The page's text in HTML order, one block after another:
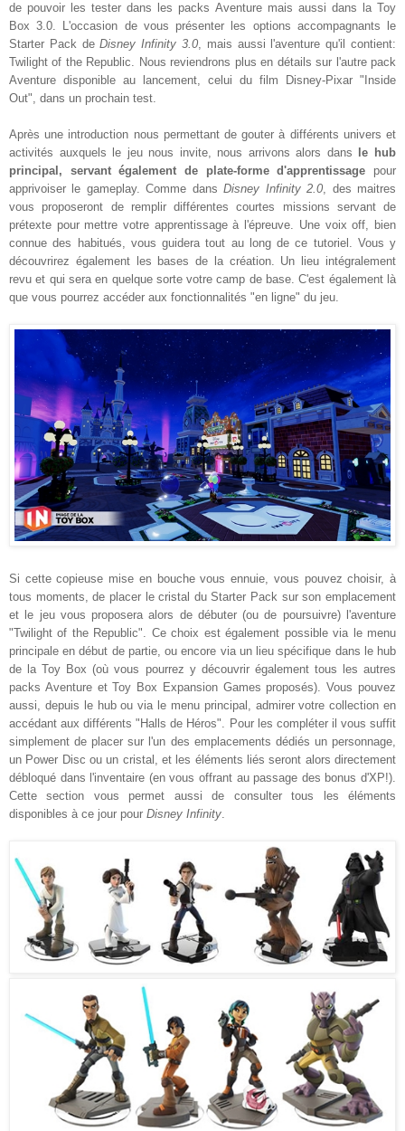
de pouvoir les tester dans les packs Aventure mais aussi dans la Toy
Box 3.0. L'occasion de vous présenter les options accompagnants le
Starter Pack deDisney Infinity 3.0, mais aussi l'aventure qu'il contient:
Twilight of the Republic. Nous reviendrons plus en détails sur l'autre pack
Aventure disponible au lancement, celui du film Disney-Pixar "Inside
Out", dans un prochain test.
Après une introduction nous permettant de gouter à différents univers et
activités auxquels le jeu nous invite, nous arrivons alors dans
le hub
principal, servant également de plate-forme d'apprentissage pour
apprivoiser le gameplay. Comme dansDisney Infinity 2.0, des maitres
vous proposeront de remplir différentes courtes missions servant de
prétexte pour mettre votre apprentissage à l'épreuve. Une voix off, bien
connue des habitués, vous guidera tout au long de ce tutoriel. Vous y
découvrirez également les bases de la création. Un lieu intégralement
revu et qui sera en quelque sorte votre camp de base. C'est également là
que vous pourrez accéder aux fonctionnalités "en ligne" du jeu.
Si cette copieuse mise en bouche vous ennuie, vous pouvez choisir, à
tous moments, de placer le cristal du Starter Pack sur son emplacement
et le jeu vous proposera alors de débuter (ou de poursuivre) l'aventure
"Twilight of the Republic". Ce choix est également possible via le menu
principale en début de partie, ou encore via un lieu spécifique dans le hub
de la Toy Box (où vous pourrez y découvrir également tous les autres
packs Aventure et Toy Box Expansion Games proposés). Vous pouvez
aussi, depuis le hub ou via le menu principal, admirer votre collection en
accédant aux différents "Halls de Héros". Pour les compléter il vous suffit
simplement de placer sur l'un des emplacements dédiés un personnage,
un Power Disc ou un cristal, et les éléments liés seront alors directement
débloqué dans l'inventaire (en vous offrant au passage des bonus d'XP!).
Cette section vous permet aussi de consulter tous les éléments
disponibles à ce jour pour Disney Infinity